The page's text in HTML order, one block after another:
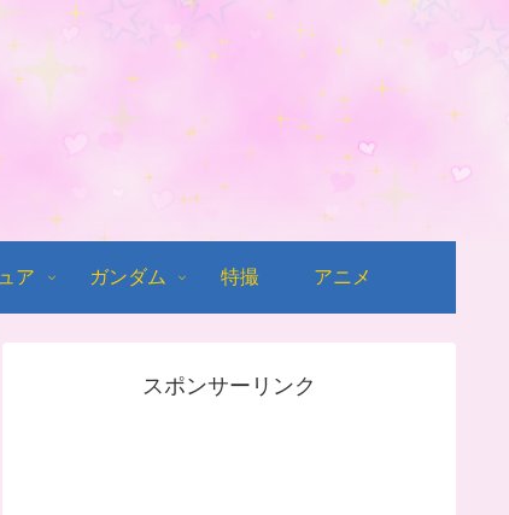
ア ガンダム 特撮 アニメ
スポンサーリンク